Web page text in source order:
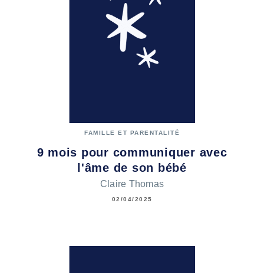
FAMILLE ET PARENTALITÉ
9 mois pour communiquer avec
l'âme de son bébé
Claire Thomas
02/04/2025